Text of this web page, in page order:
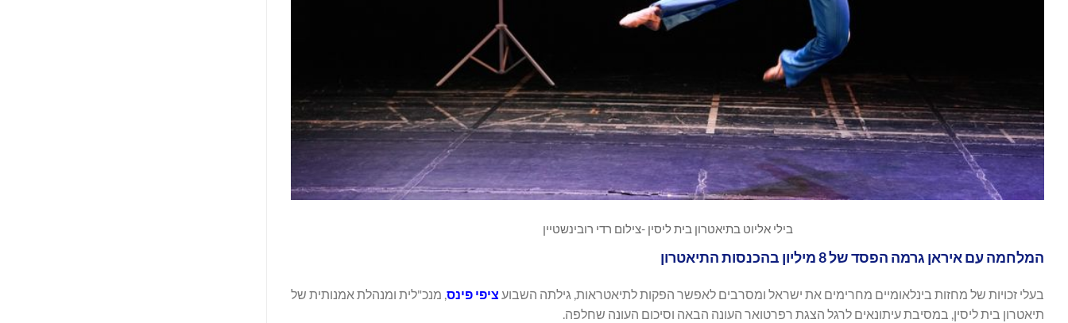
בילי אליוט בתיאטרון בית ליסין -צילום רדי רובינשטיין
המלחמה עם איראן גרמה הפסד של 8 מיליון בהכנסות התיאטרון
בעלי זכויות של מחזות בינלאומיים מחרימים את ישראל ומסרבים לאפשר הפקות לתיאטראות, גילתה השבוע ציפי פינס, מנכ"לית ומנהלת אמנותית של
תיאטרון בית ליסין, במסיבת עיתונאים לרגל הצגת רפרטואר העונה הבאה וסיכום העונה שחלפה.